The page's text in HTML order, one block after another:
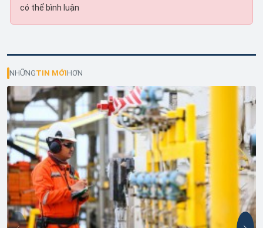
có thể bình luận
NHỮNGTIN MỚIHƠN